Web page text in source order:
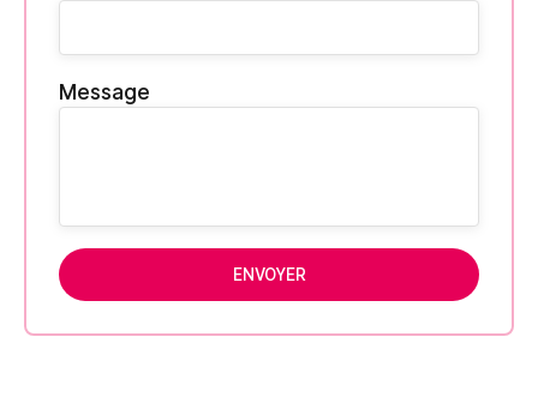
Message
ENVOYER